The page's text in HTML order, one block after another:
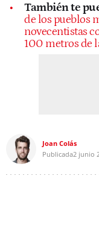
También te
de los pueblos
novecentistas
100 metros de
Joan Colás
Publicada2 junio